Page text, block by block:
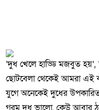
ভারসাম্যহীন ও
‘দুধ খেলে হাড্ডি মজবুত হয়’,
ছোটবেলা থেকেই আমরা এই
যুগে অনেকেই দুধের